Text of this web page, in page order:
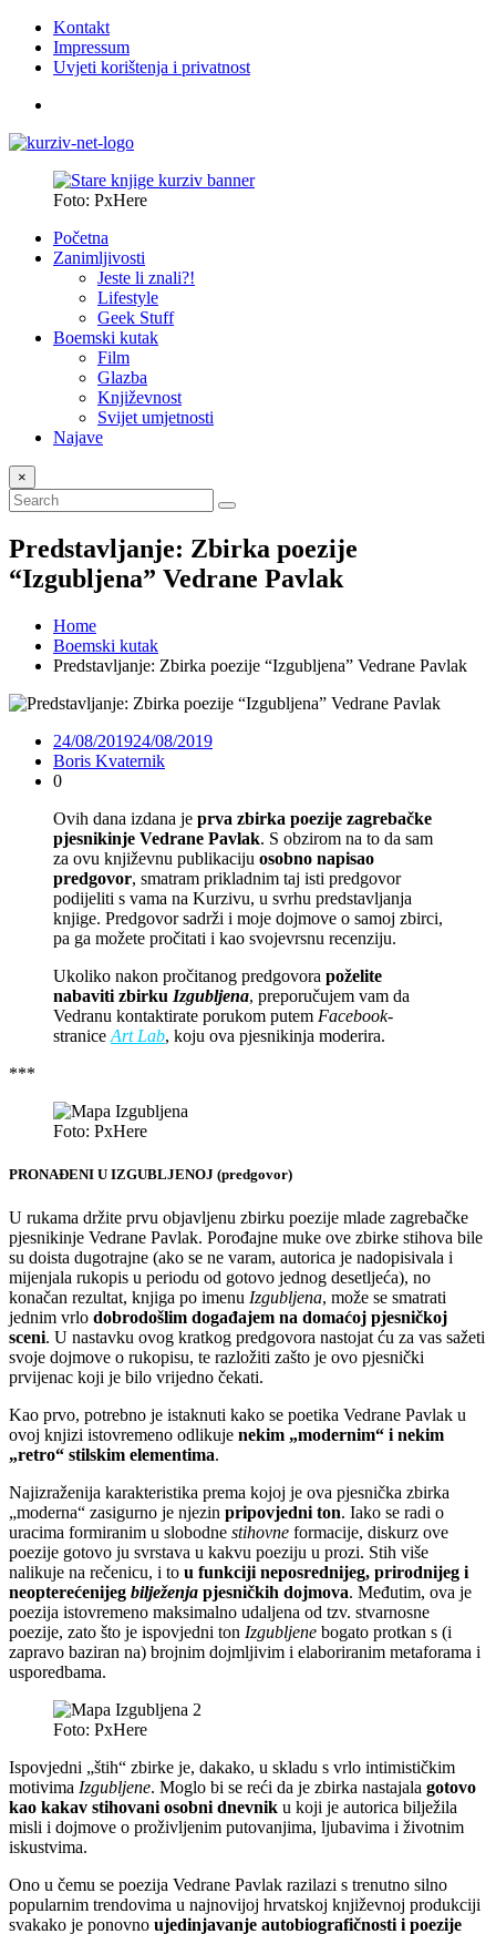
Kontakt
Impressum
Uvjeti korištenja i privatnost
Foto: PxHere
Početna
Zanimljivosti
Jeste li znali?!
Lifestyle
Geek Stuff
Boemski kutak
Film
Glazba
Književnost
Svijet umjetnosti
Najave
×
Predstavljanje: Zbirka poezije
“Izgubljena” Vedrane Pavlak
Home
Boemski kutak
Predstavljanje: Zbirka poezije “Izgubljena” Vedrane Pavlak
24/08/201924/08/2019
Boris Kvaternik
0
Ovih dana izdana je prva zbirka poezije zagrebačke
pjesnikinje Vedrane Pavlak. S obzirom na to da sam
za ovu književnu publikaciju osobno napisao
predgovor, smatram prikladnim taj isti predgovor
podijeliti s vama na Kurzivu, u svrhu predstavljanja
knjige. Predgovor sadrži i moje dojmove o samoj zbirci,
pa ga možete pročitati i kao svojevrsnu recenziju.
Ukoliko nakon pročitanog predgovora poželite
nabaviti zbirku Izgubljena, preporučujem vam da
Vedranu kontaktirate porukom putem Facebook-
stranice Art Lab, koju ova pjesnikinja moderira.
***
Foto: PxHere
PRONAĐENI U IZGUBLJENOJ (predgovor)
U rukama držite prvu objavljenu zbirku poezije mlade zagrebačke
pjesnikinje Vedrane Pavlak. Porođajne muke ove zbirke stihova bile
su doista dugotrajne (ako se ne varam, autorica je nadopisivala i
mijenjala rukopis u periodu od gotovo jednog desetljeća), no
konačan rezultat, knjiga po imenu Izgubljena, može se smatrati
jednim vrlo dobrodošlim događajem na domaćoj pjesničkoj
sceni. U nastavku ovog kratkog predgovora nastojat ću za vas sažeti
svoje dojmove o rukopisu, te razložiti zašto je ovo pjesnički
prvijenac koji je bilo vrijedno čekati.
Kao prvo, potrebno je istaknuti kako se poetika Vedrane Pavlak u
ovoj knjizi istovremeno odlikuje nekim „modernim“ i nekim
„retro“ stilskim elementima.
Najizraženija karakteristika prema kojoj je ova pjesnička zbirka
„moderna“ zasigurno je njezin pripovjedni ton. Iako se radi o
uracima formiranim u slobodne stihovne formacije, diskurz ove
poezije gotovo ju svrstava u kakvu poeziju u prozi. Stih više
nalikuje na rečenicu, i to u funkciji neposrednijeg, prirodnijeg i
neopterećenijeg bilježenja pjesničkih dojmova. Međutim, ova je
poezija istovremeno maksimalno udaljena od tzv. stvarnosne
poezije, zato što je ispovjedni ton Izgubljene bogato protkan s (i
zapravo baziran na) brojnim dojmljivim i elaboriranim metaforama i
usporedbama.
Foto: PxHere
Ispovjedni „štih“ zbirke je, dakako, u skladu s vrlo intimističkim
motivima Izgubljene. Moglo bi se reći da je zbirka nastajala gotovo
kao kakav stihovani osobni dnevnik u koji je autorica bilježila
misli i dojmove o proživljenim putovanjima, ljubavima i životnim
iskustvima.
Ono u čemu se poezija Vedrane Pavlak razilazi s trenutno silno
popularnim trendovima u najnovijoj hrvatskoj književnoj produkciji
svakako je ponovno ujedinjavanje autobiografičnosti i poezije